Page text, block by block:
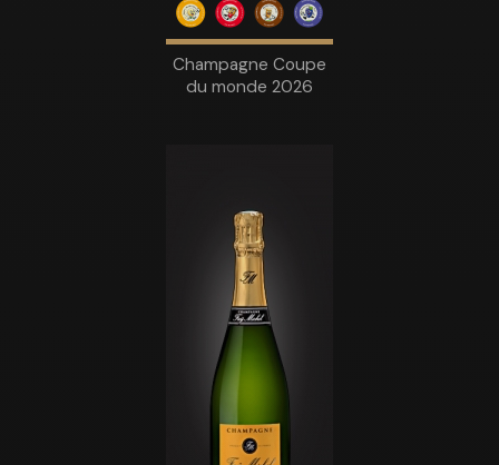
Champagne Coupe
du monde 2026